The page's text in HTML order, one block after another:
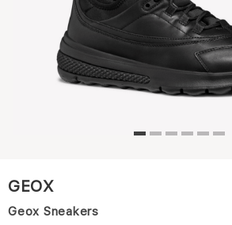
GEOX
Geox Sneakers